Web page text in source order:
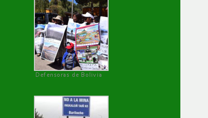
Defensoras de Bolivia